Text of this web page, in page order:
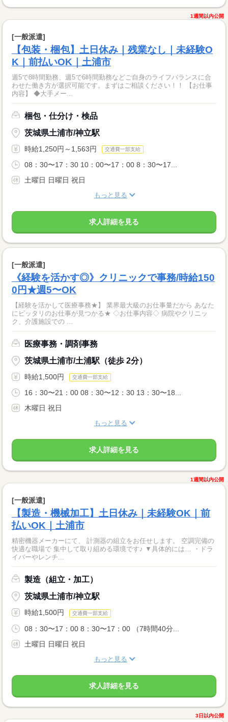
1週間以内公開
[一般派遣]
【包装・梱包】土日休み｜残業なし｜未経験O
K｜前払いOK｜土浦市
週5で8時間勤務、週5で6時間勤務などご自身のライフバランスに合
わせた働き方が選択可能です。まずはご相談ください！！ 【お仕事
内容】 ◆大手メー...
梱包・仕分け・検品
茨城県土浦市/神立駅
時給1,250円～1,563円 交通費一部支給
08：30〜17：30 10：00〜17：00 8：30〜17...
土曜日 日曜日 祝日
もっと見る
求人詳細を見る
[一般派遣]
《経験を活かす◎》クリニックで事務/時給150
0円★週5〜OK
【経験を活かして医療事務★】 業界最大級のお仕事量だから あなた
にピッタリのお仕事が見つかる★ ◇お仕事内容◇ 病院やクリニッ
ク、介護施設での ...
医療事務・調剤事務
茨城県土浦市/土浦駅（徒歩 2分）
時給1,500円 交通費一部支給
16：30〜21：00 08：30〜12：30 13：30〜18...
木曜日 祝日
もっと見る
求人詳細を見る
1週間以内公開
[一般派遣]
【製造・機械加工】土日休み｜未経験OK｜前
払いOK｜土浦市
精密機器メーカーにて、 計測器の組立をお任せします。 空調完備の
快適な職場で 集中して取り組める環境です♪ ▼具体的には… ・ドラ
イバーやレンチ...
製造（組立・加工）
茨城県土浦市/神立駅
時給1,500円 交通費一部支給
08：30〜17：00 8：30〜17：00 （7時間40分...
土曜日 日曜日 祝日
もっと見る
求人詳細を見る
3日以内公開